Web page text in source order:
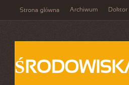
Strona główna Archiwum Doktor